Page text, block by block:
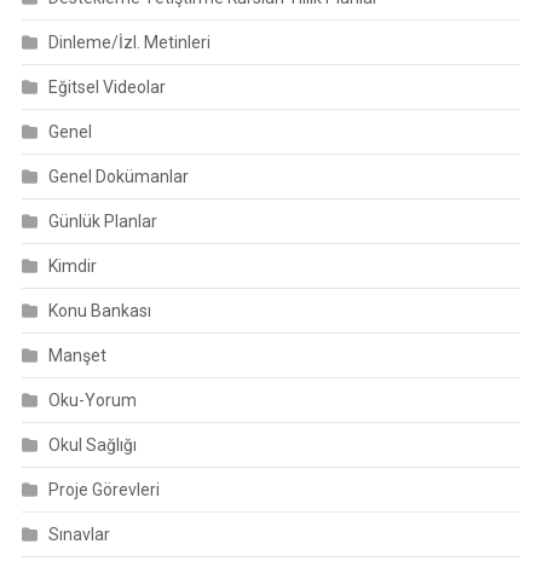
Dinleme/İzl. Metinleri
Eğitsel Videolar
Genel
Genel Dokümanlar
Günlük Planlar
Kimdir
Konu Bankası
Manşet
Oku-Yorum
Okul Sağlığı
Proje Görevleri
Sınavlar